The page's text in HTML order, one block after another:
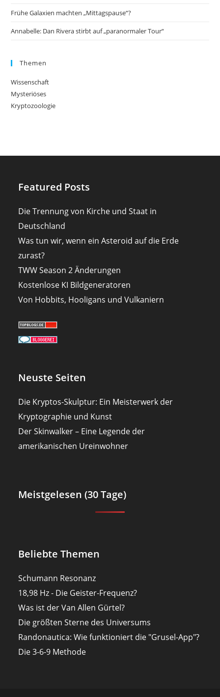
Frühe Galaxien machten „Mittagspause“?
Annabelle: Dan Rivera stirbt auf „paranormaler Tour“
Themen
Wissenschaft
Mysteriöses
Kryptozoologie
Featured Posts
Die Trennung von Kirche und Staat in
Deutschland
Was tun wir, wenn ein Asteroid auf die Erde
zurast?
TWW Season 2 Änderungen
Kostenlose KI Bildgeneratoren
Von Hobbits, Hooligans und Vulkaniern
Neuste Seiten
Die Kryptos-Skulptur: Ein Meisterwerk der
Kryptographie und Kunst
Der Skinwalker – Eine Legende der
amerikanischen Ureinwohner
Meistgelesen (30 Tage)
Beliebte Themen
Schumann Resonanz
18,98 Hz - Die Geister-Frequenz?
Was ist der Van Allen Gürtel?
Die größten Sterne des Universums
Randonautica: Wie funktioniert die "Grusel-App"?
Die 3-6-9 Methode